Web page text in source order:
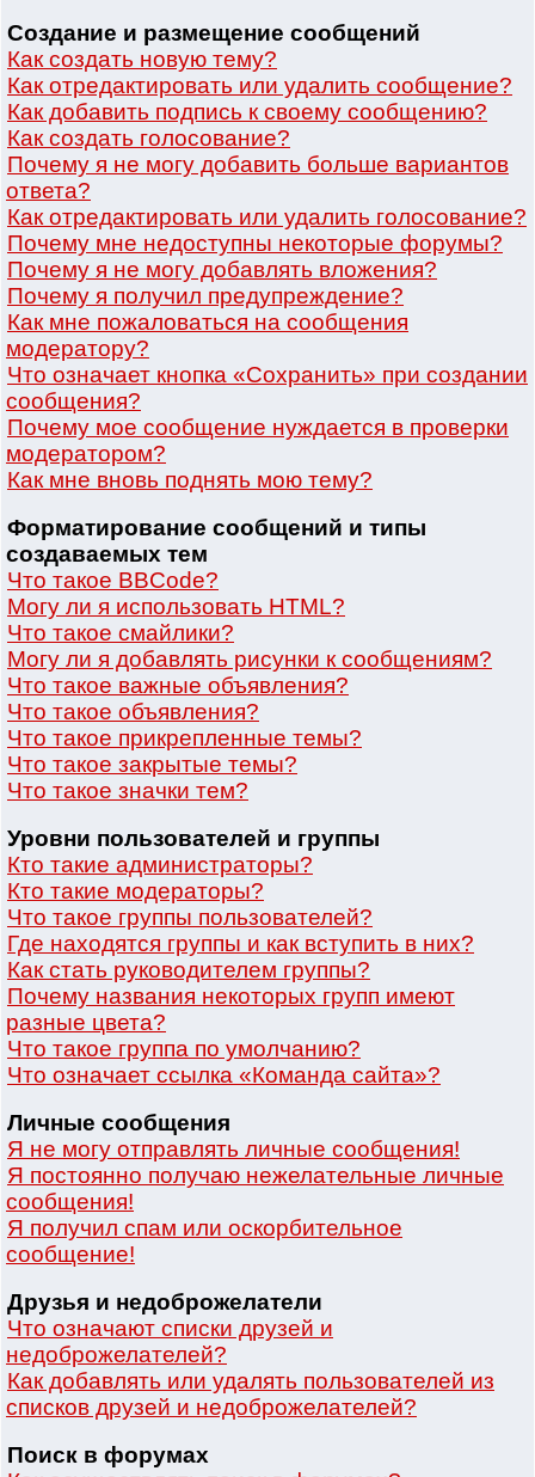
Создание и размещение сообщений
Как создать новую тему?
Как отредактировать или удалить сообщение?
Как добавить подпись к своему сообщению?
Как создать голосование?
Почему я не могу добавить больше вариантов
ответа?
Как отредактировать или удалить голосование?
Почему мне недоступны некоторые форумы?
Почему я не могу добавлять вложения?
Почему я получил предупреждение?
Как мне пожаловаться на сообщения
модератору?
Что означает кнопка «Сохранить» при создании
сообщения?
Почему мое сообщение нуждается в проверки
модератором?
Как мне вновь поднять мою тему?
Форматирование сообщений и типы
создаваемых тем
Что такое BBCode?
Могу ли я использовать HTML?
Что такое смайлики?
Могу ли я добавлять рисунки к сообщениям?
Что такое важные объявления?
Что такое объявления?
Что такое прикрепленные темы?
Что такое закрытые темы?
Что такое значки тем?
Уровни пользователей и группы
Кто такие администраторы?
Кто такие модераторы?
Что такое группы пользователей?
Где находятся группы и как вступить в них?
Как стать руководителем группы?
Почему названия некоторых групп имеют
разные цвета?
Что такое группа по умолчанию?
Что означает ссылка «Команда сайта»?
Личные сообщения
Я не могу отправлять личные сообщения!
Я постоянно получаю нежелательные личные
сообщения!
Я получил спам или оскорбительное
сообщение!
Друзья и недоброжелатели
Что означают списки друзей и
недоброжелателей?
Как добавлять или удалять пользователей из
списков друзей и недоброжелателей?
Поиск в форумах